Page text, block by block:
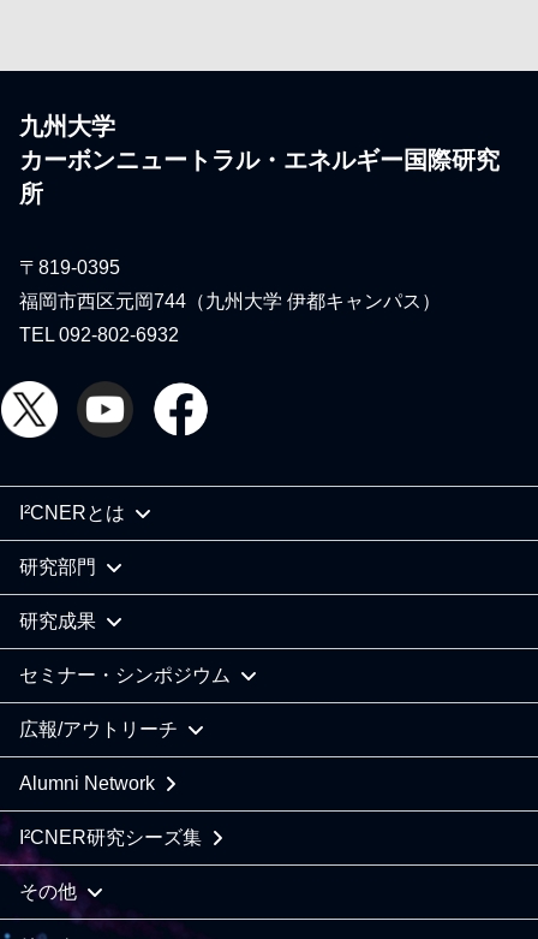
九州大学
カーボンニュートラル・エネルギー国際研究
所
〒819-0395
福岡市西区元岡744（九州大学 伊都キャンパス）
TEL 092-802-6932
I²CNERとは
研究部門
研究成果
セミナー・シンポジウム
広報/アウトリーチ
Alumni Network
I²CNER研究シーズ集
その他